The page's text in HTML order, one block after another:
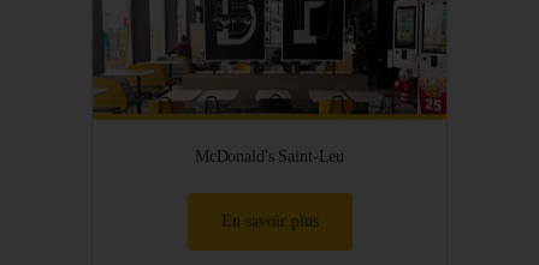
McDonald's Saint-Leu
En savoir plus